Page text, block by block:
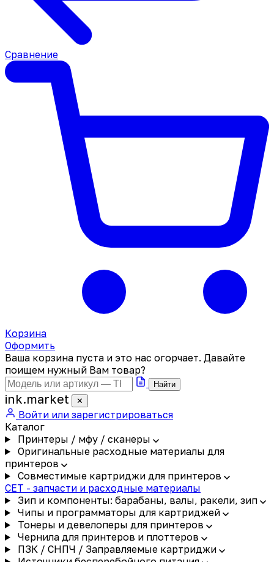
Сравнение
Корзина
Оформить
Ваша корзина пуста и это нас огорчает. Давайте
поищем нужный Вам товар?
Найти
ink.market ✕
Войти или зарегистрироваться
Каталог
Принтеры / мфу / сканеры
Оригинальные расходные материалы для
принтеров
Совместимые картриджи для принтеров
CET - запчасти и расходные материалы
Зип и компоненты: барабаны, валы, ракели, зип
Чипы и программаторы для картриджей
Тонеры и девелоперы для принтеров
Чернила для принтеров и плоттеров
ПЗК / СНПЧ / Заправляемые картриджи